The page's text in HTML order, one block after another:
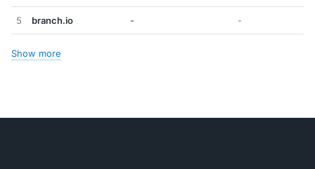
5 branch.io - -
Show more